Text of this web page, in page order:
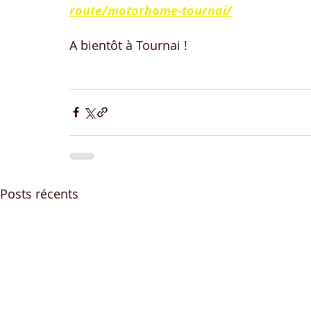
route/motorhome-tournai/
A bientôt à Tournai !
Posts récents